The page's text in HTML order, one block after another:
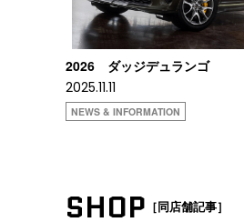
2026 ダッジデュランゴ
2025.11.11
NEWS & INFORMATION
SHOP ［同店舗記事］